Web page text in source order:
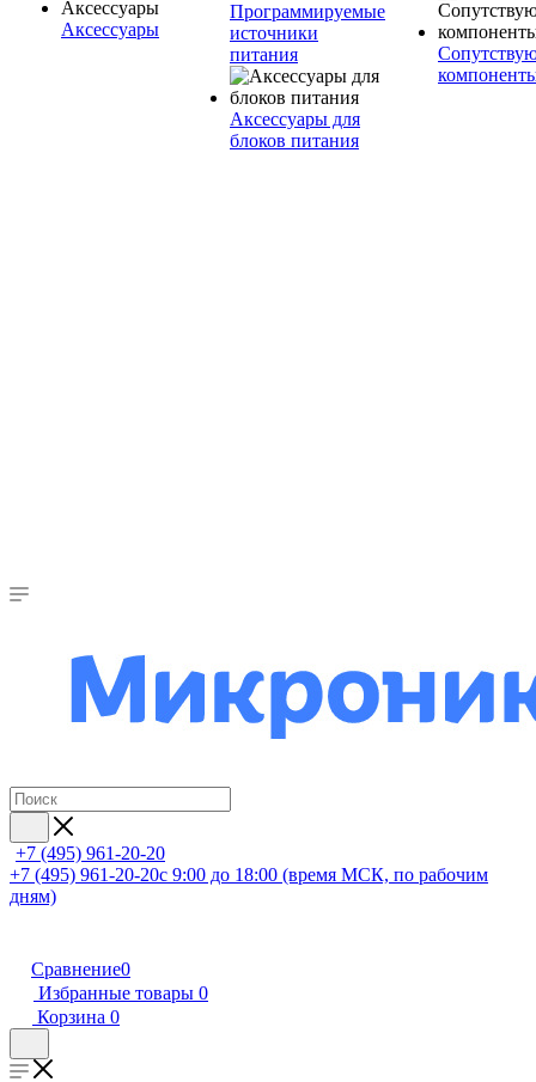
Аксессуары
Программируемые
источники
питания
Аксессуары для
блоков питания
+7 (495) 961-20-20
+7 (495) 961-20-20с 9:00 до 18:00 (время МСК, по рабочим
дням)
Сравнение0
Избранные товары 0
Корзина 0